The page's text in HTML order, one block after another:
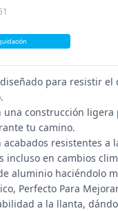
para resistir
una construcción
tu camino.
acabados resistentes
incluso en cambios
aluminio haciéndolo
Perfecto Para
a la llanta,